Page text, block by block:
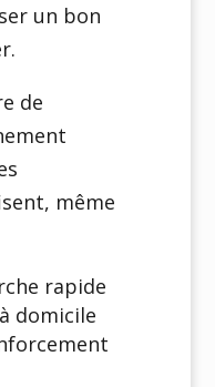
un bon
de
même
rapide
domicile